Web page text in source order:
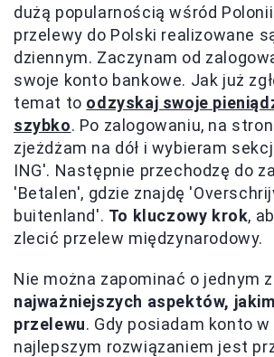
dużą popularnością wśród
przelewy do Polski realizowane
dziennym. Zaczynam od
swoje konto bankowe. Jak już
temat to odzyskaj swoje
szybko. Po zalogowaniu, na
zjeżdżam na dół i wybieram
ING'. Następnie przechodzę do
'Betalen', gdzie znajdę
buitenland'. To kluczowy krok,
zlecić przelew międzynarodowy.
Nie można zapominać o jednym z
najważniejszych aspektów,
przelewu. Gdy posiadam konto w
najlepszym rozwiązaniem jest